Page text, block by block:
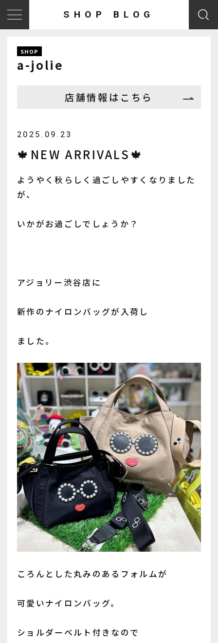
SHOP BLOG
SHOP
a-jolie
店舗情報はこちら
2025.09.23
🍁NEW ARRIVALS🍁
ようやく秋らしく過ごしやすくなりました
が、
いかがお過ごしでしょうか？
アジョリー渋谷店に
新作のナイロンバッグが入荷し
ました。
ころんとした丸みのあるフォルムが
可愛いナイロンバッグ。
ショルダーベルト付きなので